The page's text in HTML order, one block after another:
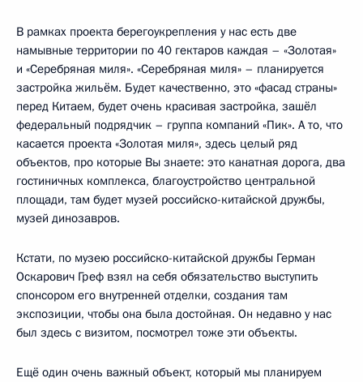
В рамках проекта берегоукрепления у нас есть две
намывные территории по 40 гектаров каждая – «Золотая»
и «Серебряная миля». «Серебряная миля» – планируется
застройка жильём. Будет качественно, это «фасад страны»
перед Китаем, будет очень красивая застройка, зашёл
федеральный подрядчик – группа компаний «Пик». А то, что
касается проекта «Золотая миля», здесь целый ряд
объектов, про которые Вы знаете: это канатная дорога, два
гостиничных комплекса, благоустройство центральной
площади, там будет музей российско-китайской дружбы,
музей динозавров.
Кстати, по музею российско-китайской дружбы Герман
Оскарович Греф взял на себя обязательство выступить
спонсором его внутренней отделки, создания там
экспозиции, чтобы она была достойная. Он недавно у нас
был здесь с визитом, посмотрел тоже эти объекты.
Ещё один очень важный объект, который мы планируем